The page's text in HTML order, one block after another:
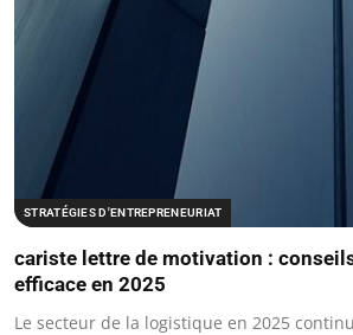
STRATÉGIES D'ENTREPRENEURIAT
cariste lettre de motivation :
efficace en 2025
Le secteur de la logistique en 2025